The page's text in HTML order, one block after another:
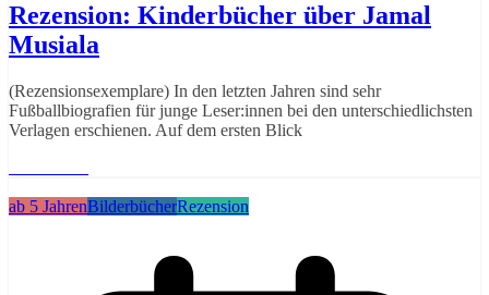
Rezension: Kinderbücher über Jamal
Musiala
(Rezensionsexemplare) In den letzten Jahren sind sehr
Fußballbiografien für junge Leser:innen bei den unterschiedlichsten
Verlagen erschienen. Auf dem ersten Blick
ab 5 JahrenBilderbücherRezension